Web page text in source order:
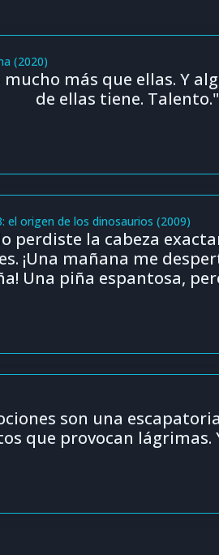
(2020)
mucho más que ellas. Y
de ellas tiene. Talento."
el origen de los dinosaurios (2009)
perdiste la cabeza
¡Una mañana me
Una piña espantosa,
son una
que provocan lágrimas.